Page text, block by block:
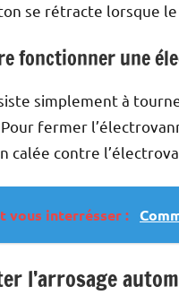
se rétracte lorsque
fonctionner une
simplement à
fermer
calée contre
vous interrésser :
l’arrosage